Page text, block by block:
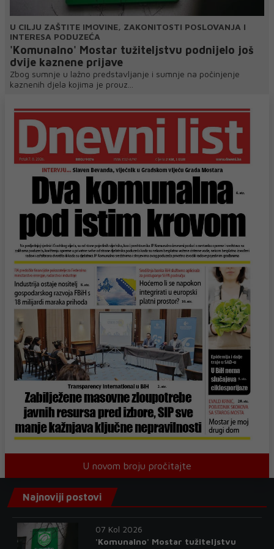
U CILJU ZAŠTITE IMOVINE, ZAKONITOSTI POSLOVANJA I
INTERESA PODUZEĆA
'Komunalno' Mostar tužiteljstvu podnijelo još
dvije kaznene prijave
Zbog sumnje u lažno predstavljanje i sumnje na počinjenje
kaznenih djela kojima je prouz...
U novom broju pročitajte
Najnoviji postovi
07 Kol 2026
'Komunalno' Mostar tužiteljstvu